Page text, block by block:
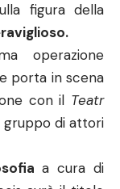
figura della
operazione
porta in scena
con il Teatr
gruppo di attori
a cura di